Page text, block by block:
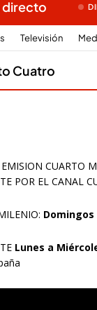
CUARTO
POR EL CANAL
Domingos
Lunes a